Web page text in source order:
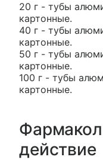
20 г - тубы
картонные.
40 г - тубы
картонные.
50 г - тубы
картонные.
100 г - тубы
картонные.
действие